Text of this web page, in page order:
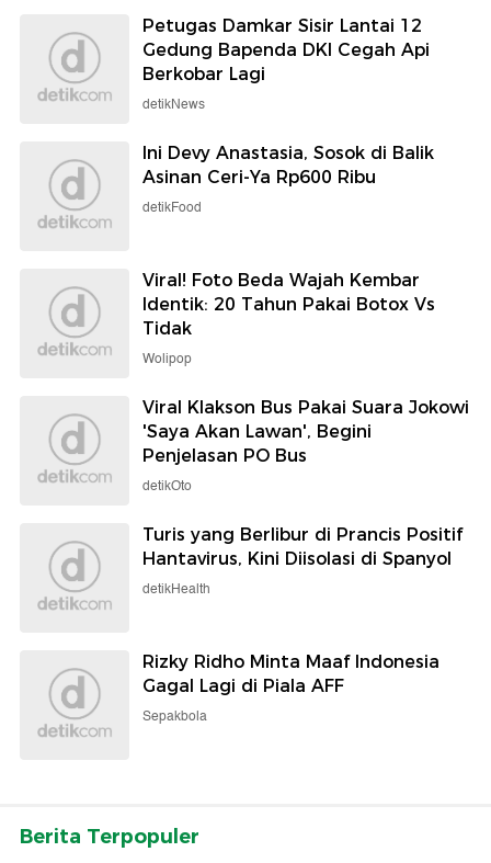
Petugas Damkar Sisir Lantai 12
Gedung Bapenda DKI Cegah Api
Berkobar Lagi
detikNews
Ini Devy Anastasia, Sosok di Balik
Asinan Ceri-Ya Rp600 Ribu
detikFood
Viral! Foto Beda Wajah Kembar
Identik: 20 Tahun Pakai Botox Vs
Tidak
Wolipop
Viral Klakson Bus Pakai Suara Jokowi
'Saya Akan Lawan', Begini
Penjelasan PO Bus
detikOto
Turis yang Berlibur di Prancis Positif
Hantavirus, Kini Diisolasi di Spanyol
detikHealth
Rizky Ridho Minta Maaf Indonesia
Gagal Lagi di Piala AFF
Sepakbola
Berita Terpopuler